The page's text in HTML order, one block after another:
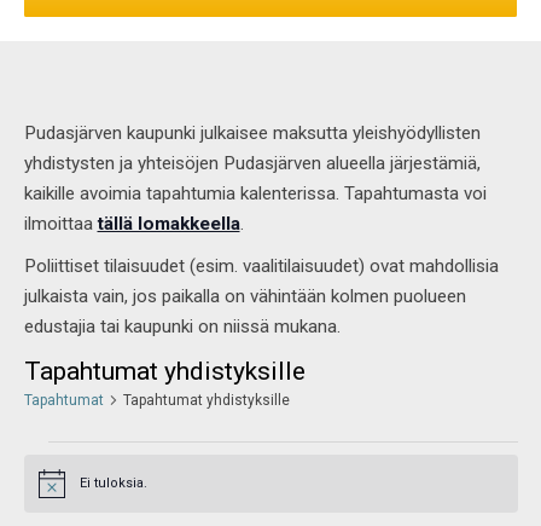
Pudasjärven kaupunki julkaisee maksutta yleishyödyllisten
yhdistysten ja yhteisöjen Pudasjärven alueella järjestämiä,
kaikille avoimia tapahtumia kalenterissa. Tapahtumasta voi
ilmoittaatällä lomakkeella.
Poliittiset tilaisuudet (esim. vaalitilaisuudet) ovat mahdollisia
julkaista vain, jos paikalla on vähintään kolmen puolueen
edustajia tai kaupunki on niissä mukana.
Tapahtumat yhdistyksille
Tapahtumat Tapahtumat yhdistyksille
Notice Ei tuloksia.